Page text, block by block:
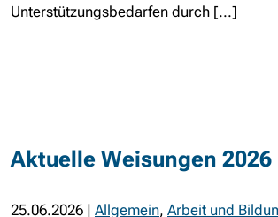
Unterstützungsbedarfen durch [...]
Aktuelle Weisungen 2026
25.06.2026 | Allgemein, Arbeit und